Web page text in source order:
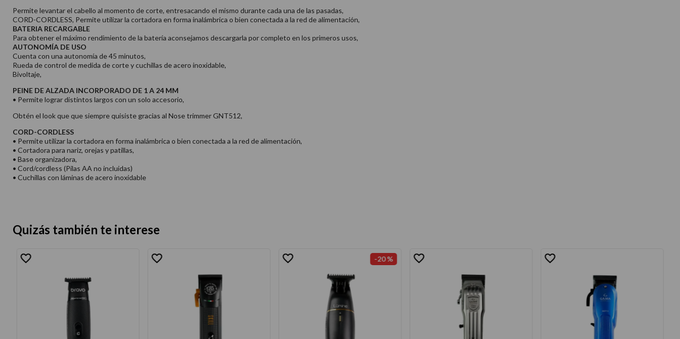
Permite levantar el cabello al momento de corte, entresacando el mismo durante cada una de las pasadas,
CORD-CORDLESS, Permite utilizar la cortadora en forma inalámbrica o bien conectada a la red de alimentación,
BATERIA RECARGABLE
Para obtener el máximo rendimiento de la batería aconsejamos descargarla por completo en los primeros usos,
AUTONOMÍA DE USO
Cuenta con una autonomía de 45 minutos,
Rueda de control de medida de corte y cuchillas de acero inoxidable,
Bivoltaje,
PEINE DE ALZADA INCORPORADO DE 1 A 24 MM
• Permite lograr distintos largos con un solo accesorio,
Obtén el look que que siempre quisiste gracias al Nose trimmer GNT512,
CORD-CORDLESS
• Permite utilizar la cortadora en forma inalámbrica o bien conectada a la red de alimentación,
• Cortadora para nariz, orejas y patillas,
• Base organizadora,
• Cord/cordless (Pilas AA no incluidas)
• Cuchillas con láminas de acero inoxidable
Quizás también te interese
-20 %